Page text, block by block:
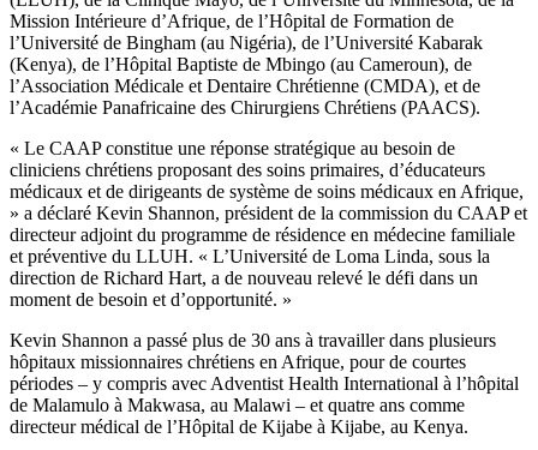
Mission Intérieure d’Afrique, de l’Hôpital de Formation de
l’Université de Bingham (au Nigéria), de l’Université Kabarak
(Kenya), de l’Hôpital Baptiste de Mbingo (au Cameroun), de
l’Association Médicale et Dentaire Chrétienne (CMDA), et de
l’Académie Panafricaine des Chirurgiens Chrétiens (PAACS).
« Le CAAP constitue une réponse stratégique au besoin de
cliniciens chrétiens proposant des soins primaires, d’éducateurs
médicaux et de dirigeants de système de soins médicaux en Afrique,
» a déclaré Kevin Shannon, président de la commission du CAAP et
directeur adjoint du programme de résidence en médecine familiale
et préventive du LLUH. « L’Université de Loma Linda, sous la
direction de Richard Hart, a de nouveau relevé le défi dans un
moment de besoin et d’opportunité. »
Kevin Shannon a passé plus de 30 ans à travailler dans plusieurs
hôpitaux missionnaires chrétiens en Afrique, pour de courtes
périodes – y compris avec Adventist Health International à l’hôpital
de Malamulo à Makwasa, au Malawi – et quatre ans comme
directeur médical de l’Hôpital de Kijabe à Kijabe, au Kenya.